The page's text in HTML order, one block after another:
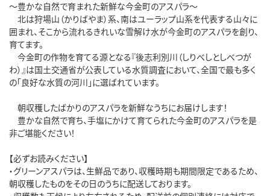
～豊かな自然で育まれた新鮮な今金町のアスパラ～
北は狩場山（かりばやま）系、南はユーラップ山系を代表する山々に
囲まれ、そこから流れるきれいな雪解け水が今金町のアスパラを創り、
育てます。
今金町の作物を育てる源となる『後志利別川（しりべしとしべつが
わ）』は国土交通省が公表している水質調査において、全国で最も多く
の「良好な水質の河川」に選ばれています。
朝収穫したばかりのアスパラを新鮮なうちにお届けします！
豊かな自然で育ち、手塩にかけて育てられた今金町のアスパラを是
非ご堪能ください！
【必ずお読みください】
・グリーンアスパラは、生鮮品であり、収穫時期も期間限定であるため、
朝収穫したものをその日のうちに配送しております。